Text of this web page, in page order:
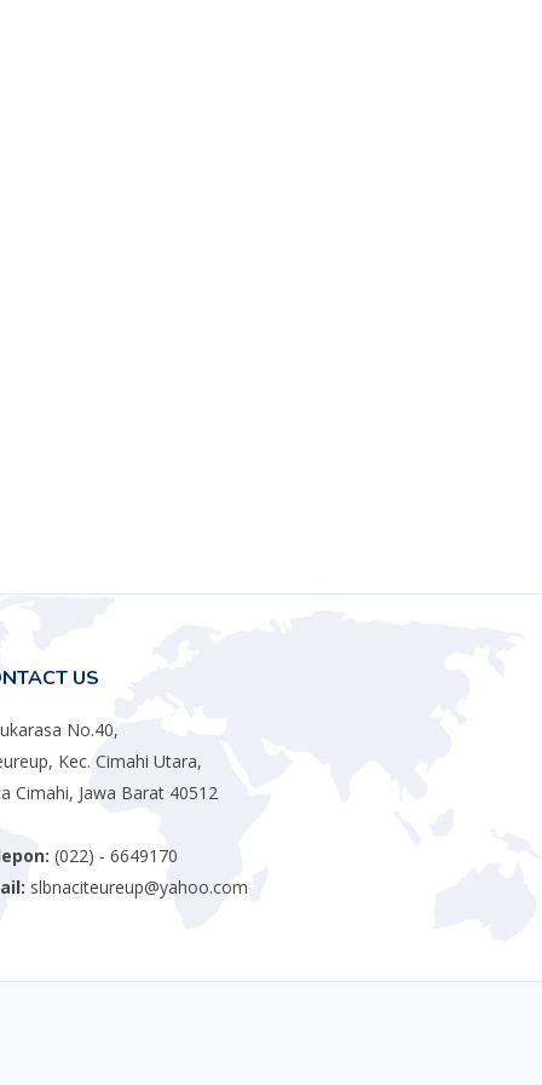
US
No.40,
Kec. Cimahi Utara,
Cimahi, Jawa Barat 40512
(022) - 6649170
slbnaciteureup@yahoo.com